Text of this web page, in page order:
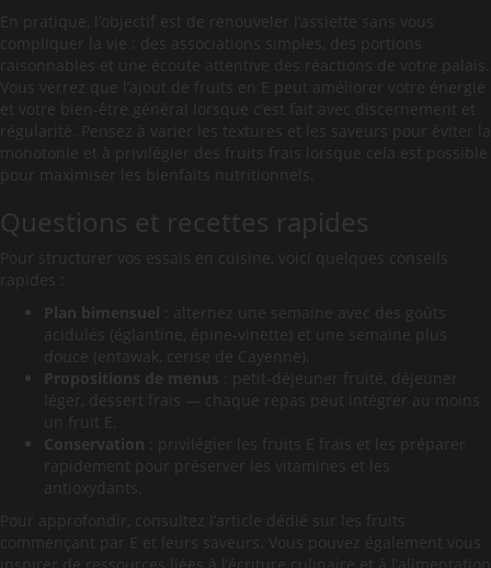
En pratique, l’objectif est de renouveler l’assiette sans vous
compliquer la vie : des associations simples, des portions
raisonnables et une écoute attentive des réactions de votre palais.
Vous verrez que l’ajout de fruits en E peut améliorer votre énergie
et votre bien-être général lorsque c’est fait avec discernement et
régularité. Pensez à varier les textures et les saveurs pour éviter la
monotonie et à privilégier des fruits frais lorsque cela est possible
pour maximiser les bienfaits nutritionnels.
Questions et recettes rapides
Pour structurer vos essais en cuisine, voici quelques conseils
rapides :
Plan bimensuel : alternez une semaine avec des goûts
acidulés (églantine, épine-vinette) et une semaine plus
douce (entawak, cerise de Cayenne).
Propositions de menus : petit-déjeuner fruité, déjeuner
léger, dessert frais — chaque repas peut intégrer au moins
un fruit E.
Conservation : privilégier les fruits E frais et les préparer
rapidement pour préserver les vitamines et les
antioxydants.
Pour approfondir, consultez l’article dédié sur les fruits
commençant par E et leurs saveurs. Vous pouvez également vous